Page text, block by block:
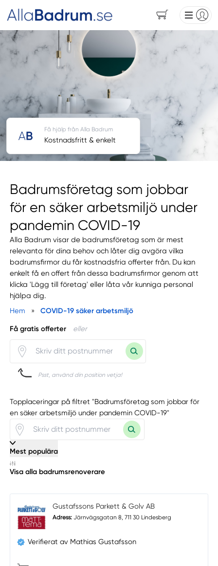
Badrumsföretag som jobbar
för en säker arbetsmiljö under
pandemin COVID-19
Alla Badrum visar de badrumsföretag som är mest
relevanta för dina behov och låter dig avgöra vilka
badrumsfirmor du får kostnadsfria offerter från. Du kan
enkelt få en offert från dessa badrumsfirmor genom att
klicka 'Lägg till företag' eller låta vår kunniga personal
hjälpa dig.
Hem
» COVID-19 säker arbetsmiljö
Få gratis offerter eller
Psst, använd din position vetja!
Få hjälp från Alla Badrum
Kostnadsfritt & enkelt
Topplaceringar på filtret "Badrumsföretag som jobbar för
en säker arbetsmiljö under pandemin COVID-19"
Mest populära
Visa alla badrumsrenoverare
Gustafssons Parkett & Golv AB
Adress: Järnvägsgatan 8, 711 30 Lindesberg
Verifierat av Mathias Gustafsson